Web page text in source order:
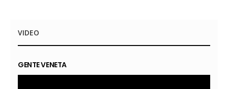
VIDEO
GENTE VENETA